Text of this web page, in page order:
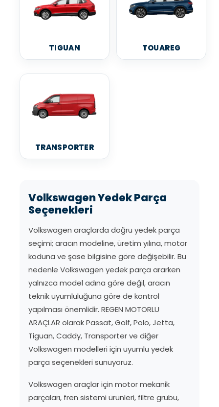
TIGUAN TOUAREG
TRANSPORTER
Volkswagen Yedek Parça
Seçenekleri
Volkswagen araçlarda doğru yedek parça
seçimi; aracın modeline, üretim yılına, motor
koduna ve şase bilgisine göre değişebilir. Bu
nedenle Volkswagen yedek parça ararken
yalnızca model adına göre değil, aracın
teknik uyumluluğuna göre de kontrol
yapılması önemlidir. REGEN MOTORLU
ARAÇLAR olarak Passat, Golf, Polo, Jetta,
Tiguan, Caddy, Transporter ve diğer
Volkswagen modelleri için uyumlu yedek
parça seçenekleri sunuyoruz.
Volkswagen araçlar için motor mekanik
parçaları, fren sistemi ürünleri, filtre grubu,